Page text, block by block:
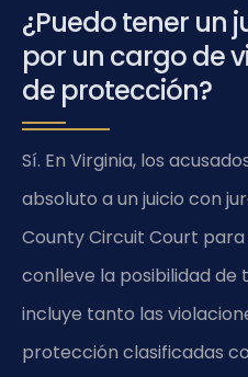
¿Puedo tener un
por un cargo de
de protección?
Sí. En Virginia, los
absoluto a un juicio con
County Circuit Court
conlleve la posibilidad de
incluye tanto las
protección clasificadas